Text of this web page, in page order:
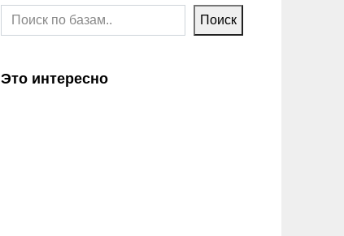
Поиск
Это интересно